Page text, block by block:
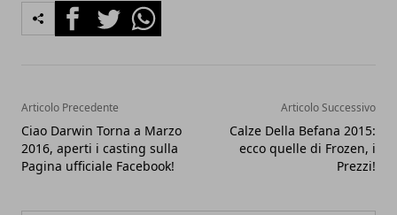
FacebookTwitterWhatsapp
Articolo Precedente
Ciao Darwin Torna a Marzo
2016, aperti i casting sulla
Pagina ufficiale Facebook!
Articolo Successivo
Calze Della Befana 2015:
ecco quelle di Frozen, i
Prezzi!